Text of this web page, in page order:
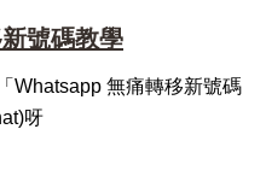
號碼教學
Whatsapp 無痛轉移新號碼
呀